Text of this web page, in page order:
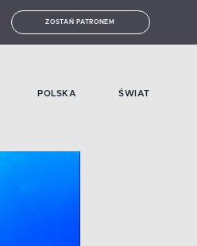
ZOSTAŃ PATRONEM
POLSKA ŚWIAT